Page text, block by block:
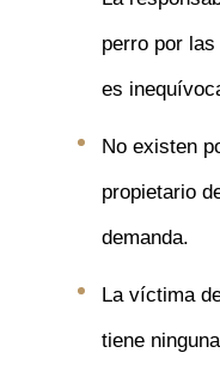
perro por
es
No existen
propietario
demanda.
La víctima
tiene